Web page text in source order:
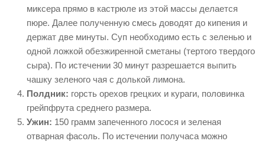
миксера прямо в кастрюле из этой массы делается
пюре. Далее полученную смесь доводят до кипения и
держат две минуты. Суп необходимо есть с зеленью и
одной ложкой обезжиренной сметаны (тертого твердого
сыра). По истечении 30 минут разрешается выпить
чашку зеленого чая с долькой лимона.
Полдник: горсть орехов грецких и кураги, половинка
грейпфрута среднего размера.
Ужин: 150 грамм запеченного лосося и зеленая
отварная фасоль. По истечении получаса можно